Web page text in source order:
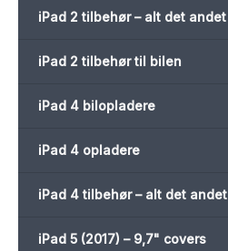
iPad 2 tilbehør – alt det andet
iPad 2 tilbehør til bilen
iPad 4 bilopladere
iPad 4 opladere
iPad 4 tilbehør – alt det andet
iPad 5 (2017) – 9,7" covers